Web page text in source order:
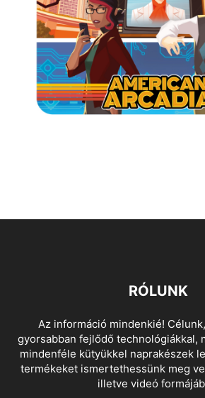
RÓLUNK
Az információ mindenkié!
gyorsabban fejlődő technológiákkal,
mindenféle kütyükkel naprakészek
termékeket ismertethessünk meg
illetve videó